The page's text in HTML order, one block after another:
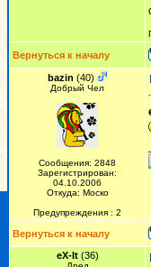
Вернуться к началу
bazin (40)
Добрый Чел
Сообщения: 2848
Зарегистрирован:
04.10.2006
Откуда: Моско
Предупреждения : 2
Вернуться к началу
eX-It(36)